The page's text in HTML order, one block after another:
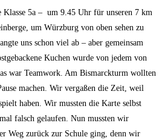
5a – um 9.45 Uhr für unseren 7 km
um Würzburg von oben sehen zu
uns schon viel ab – aber gemeinsam
Kuchen wurde von jedem von
war Teamwork. Am Bismarckturm wollten
machen. Wir vergaßen die Zeit, weil
haben. Wir mussten die Karte selbst
falsch gelaufen. Nun mussten wir
Weg zurück zur Schule ging, denn wir